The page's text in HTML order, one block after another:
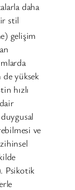
daha
stil
gelişim
yüksek
hızlı
ve
Psikotik